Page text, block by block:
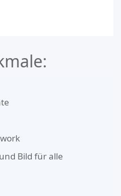
Bild für alle